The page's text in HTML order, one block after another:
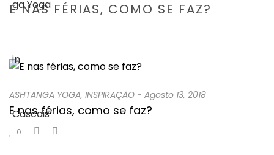
E NAS FÉRIAS, COMO SE FAZ?
ASHTANGA YOGA, INSPIRAÇÃO - Agosto 13, 2018
E nas férias, como se faz?
0